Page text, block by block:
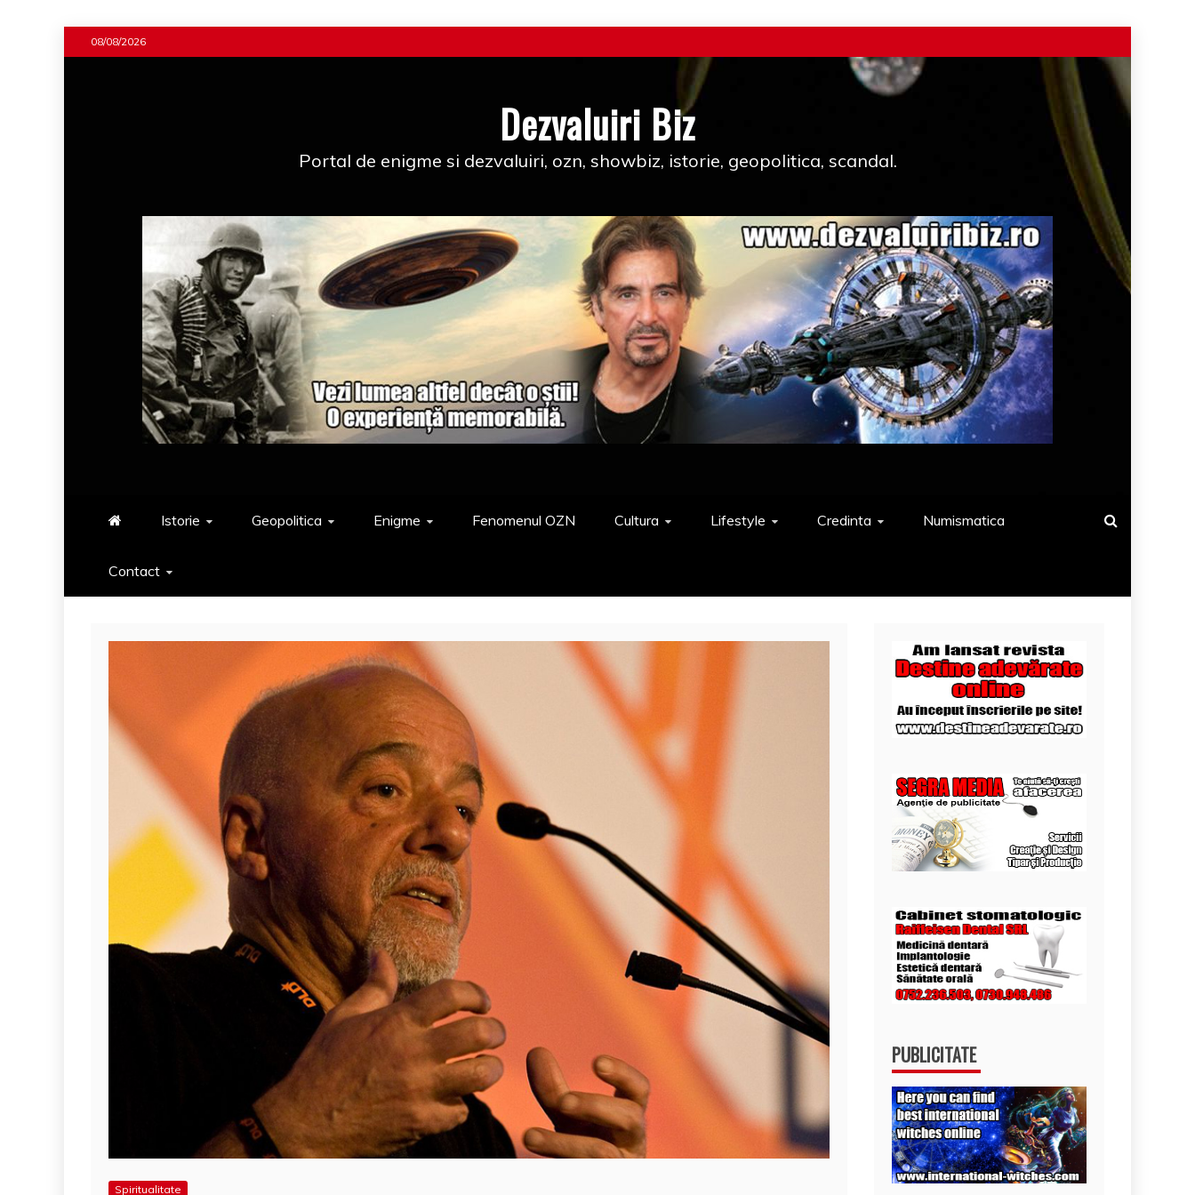
to
08/08/2026
Dezvaluiri Biz
Portal de enigme si dezvaluiri, ozn, showbiz, istorie, geopolitica, scandal.
Istorie Geopolitica Enigme Fenomenul OZN Cultura Lifestyle Credinta Numismatica
Contact
Spiritualitate
PUBLICITATE